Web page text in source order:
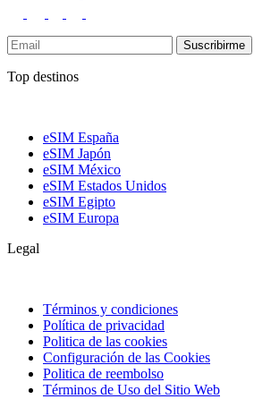
Suscribirme
Top destinos
eSIM España
eSIM Japón
eSIM México
eSIM Estados Unidos
eSIM Egipto
eSIM Europa
Legal
Términos y condiciones
Política de privacidad
Politica de las cookies
Configuración de las Cookies
Politica de reembolso
Términos de Uso del Sitio Web